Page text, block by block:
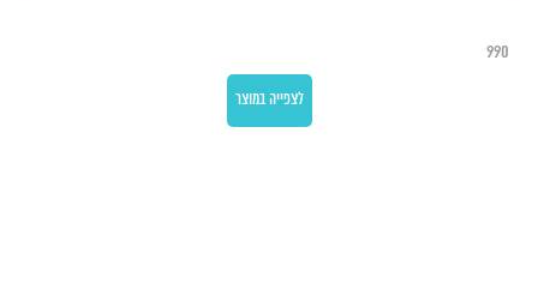
990
לצפייה במוצר